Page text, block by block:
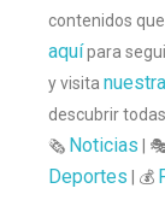
contenidos
aquípara
y visita
descubrir
🗞️ Noticias |
Deportes | 💰